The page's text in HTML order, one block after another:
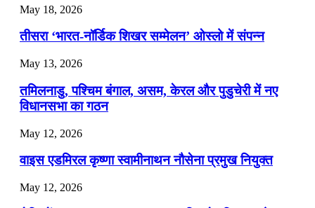
July 22, 2026
📝 डेली करेंट अफेयर्स: 19-21 जुलाई 2026
July 19, 2026
📝 डेली करेंट अफेयर्स: 16-18 जुलाई 2026
May 18, 2026
तीसरा ‘भारत-नॉर्डिक शिखर सम्मेलन’ ओस्लो में संपन्न
May 13, 2026
तमिलनाडु, पश्चिम बंगाल, असम, केरल और पुडुचेरी में नए
विधानसभा का गठन
May 12, 2026
वाइस एडमिरल कृष्णा स्वामीनाथन नौसेना प्रमुख नियुक्त
May 12, 2026